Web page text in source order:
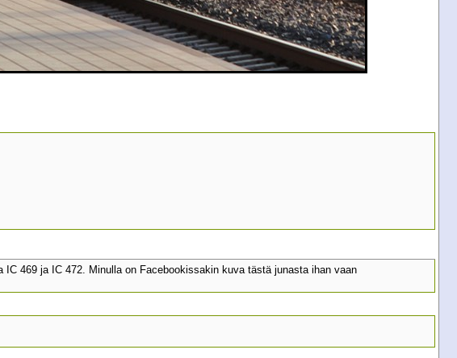
469 ja IC 472. Minulla on Facebookissakin kuva tästä junasta ihan vaan